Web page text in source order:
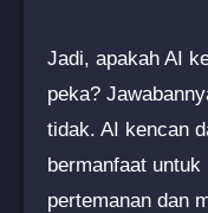
Jadi, apakah AI
peka?
tidak. AI kencan
bermanfaat
pertemanan dan